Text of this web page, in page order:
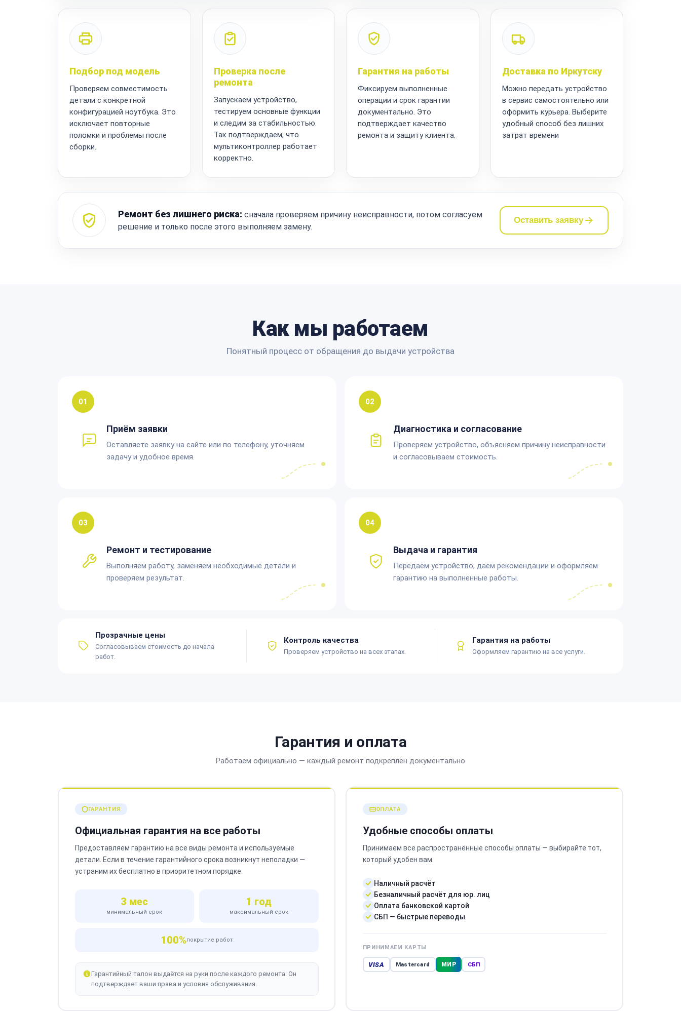
Подбор под модель
Проверяем совместимость
детали с конкретной
конфигурацией ноутбука. Это
исключает повторные
поломки и проблемы после
сборки.
Проверка после
ремонта
Запускаем устройство,
тестируем основные функции
и следим за стабильностью.
Так подтверждаем, что
мультиконтроллер работает
корректно.
Гарантия на работы
Фиксируем выполненные
операции и срок гарантии
документально. Это
подтверждает качество
ремонта и защиту клиента.
Доставка по Иркутску
Можно передать устройство
в сервис самостоятельно или
оформить курьера. Выберите
удобный способ без лишних
затрат времени
Ремонт без лишнего риска: сначала проверяем причину неисправности, потом согласуем
решение и только после этого выполняем замену.
Оставить заявку
Как мы работаем
Понятный процесс от обращения до выдачи устройства
01
Приём заявки
Оставляете заявку на сайте или по телефону, уточняем
задачу и удобное время.
02
Диагностика и согласование
Проверяем устройство, объясняем причину неисправности
и согласовываем стоимость.
03
Ремонт и тестирование
Выполняем работу, заменяем необходимые детали и
проверяем результат.
04
Выдача и гарантия
Передаём устройство, даём рекомендации и оформляем
гарантию на выполненные работы.
Прозрачные цены
Согласовываем стоимость до начала
работ.
Контроль качества
Проверяем устройство на всех этапах.
Гарантия на работы
Оформляем гарантию на все услуги.
Гарантия и оплата
Работаем официально — каждый ремонт подкреплён документально
ГАРАНТИЯ
Официальная гарантия на все работы
Предоставляем гарантию на все виды ремонта и используемые
детали. Если в течение гарантийного срока возникнут неполадки —
устраним их бесплатно в приоритетном порядке.
3 мес
минимальный срок
1 год
максимальный срок
100%покрытие работ
Гарантийный талон выдаётся на руки после каждого ремонта. Он
подтверждает ваши права и условия обслуживания.
ОПЛАТА
Удобные способы оплаты
Принимаем все распространённые способы оплаты — выбирайте тот,
который удобен вам.
Наличный расчёт
Безналичный расчёт для юр. лиц
Оплата банковской картой
СБП — быстрые переводы
ПРИНИМАЕМ КАРТЫ
VISA Mastercard МИР СБП